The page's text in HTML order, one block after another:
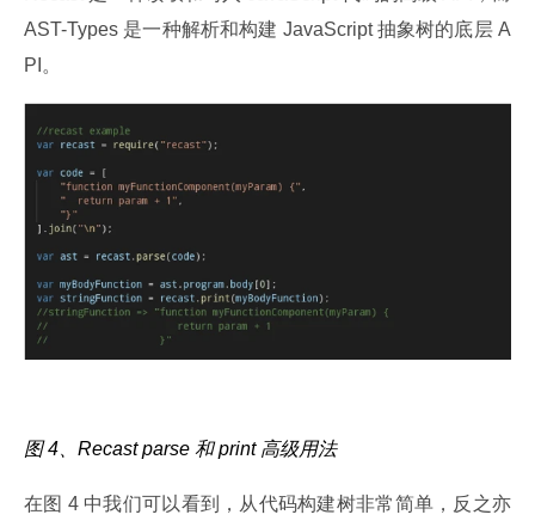
AST-Types 是一种解析和构建 JavaScript 抽象树的底层 A
PI。
图 4、Recast parse 和 print 高级用法
在图 4 中我们可以看到，从代码构建树非常简单，反之亦